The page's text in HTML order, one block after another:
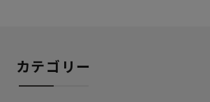
カテゴリー